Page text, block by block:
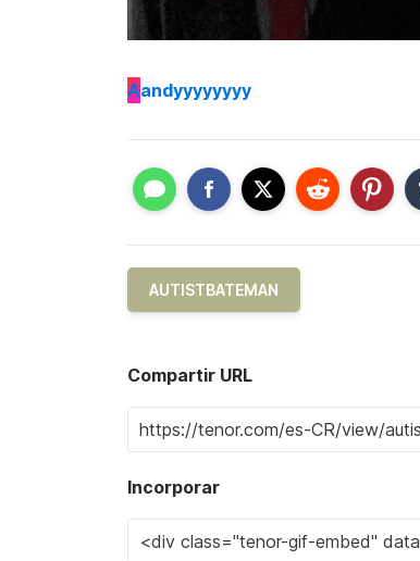
Aandyyyyyyyy
AUTISTBATEMAN
Compartir URL
Incorporar